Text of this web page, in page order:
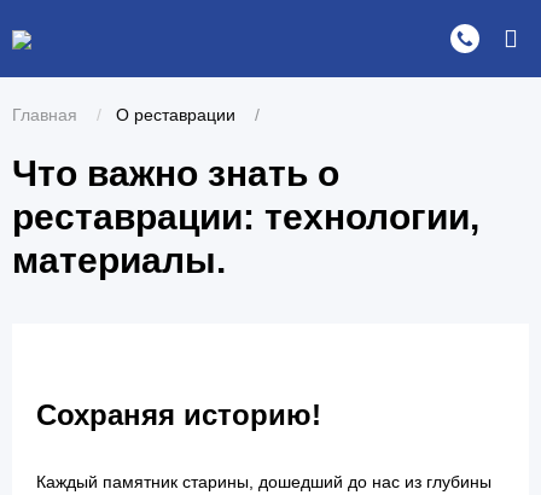
Главная О реставрации
Что важно знать о
реставрации: технологии,
материалы.
Сохраняя историю!
Каждый памятник старины, дошедший до нас из глубины